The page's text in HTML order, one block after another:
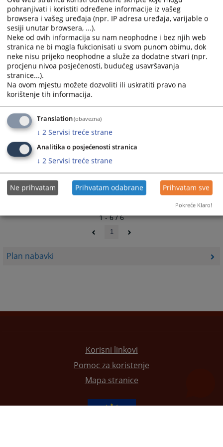
Plan nabavki
and
select
a
date.
Press
the
question
mark
key
to
get
the
keyboard
shortcuts
for
changing
dates.
and
select
a
date.
Press
the
mark
key
to
get
the
shortcuts
for
changing
dates.
09.05.2023.
Plan nabavki za 2023. godinu
30.03.2022.
Plan nabavki za 2022. godinu
22.04.2021.
Plan nabavki za 2021.godinu
29.03.2019.
Plan nabavki za 2019. godinu
1 - 6 / 6
1
Korisni linkovi
Pomoc za koristenje
Mapa stranice
pohranjivati i koristiti određene informacije iz vašeg
browsera i vašeg uređaja (npr. IP adresa uređaja, varijable o
sesiji unutar browsera, ...).
Neke od ovih informacija su nam neophodne i bez njih web
stranica ne bi mogla fukcionisati u svom punom obimu, dok
neke nisu prijeko neophodne a služe za dodatne stvari (npr.
procjenu nivoa posjećenosti, budućeg usavršavanja
stranice...).
Na ovom mjestu možete dozvoliti ili uskratiti pravo na
korištenje tih informacija.
Translation(obavezna)
↓ 2 Servisi treće strane
Analitika o posjećenosti stranica
↓ 2 Servisi treće strane
Ne prihvatam Prihvatam odabrane Prihvatam sve
Pokreće Klaro!